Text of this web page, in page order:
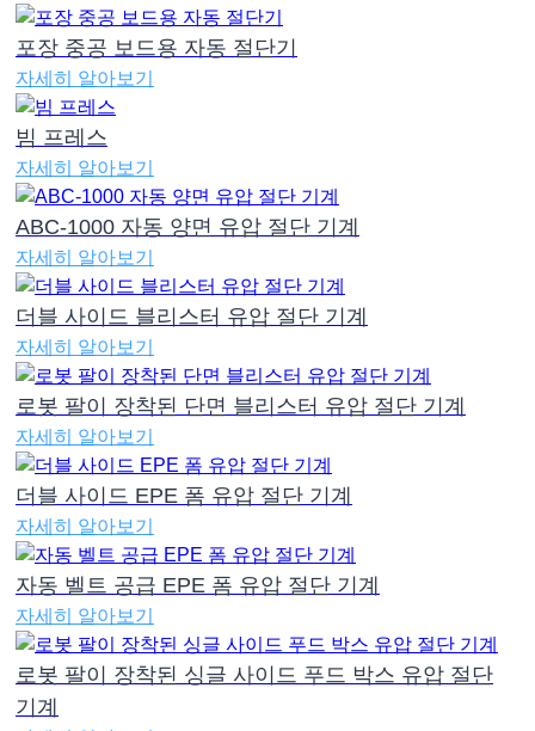
포장 중공 보드용 자동 절단기
자세히 알아보기
빔 프레스
자세히 알아보기
ABC-1000 자동 양면 유압 절단 기계
자세히 알아보기
더블 사이드 블리스터 유압 절단 기계
자세히 알아보기
로봇 팔이 장착된 단면 블리스터 유압 절단 기계
자세히 알아보기
더블 사이드 EPE 폼 유압 절단 기계
자세히 알아보기
자동 벨트 공급 EPE 폼 유압 절단 기계
자세히 알아보기
로봇 팔이 장착된 싱글 사이드 푸드 박스 유압 절단
기계